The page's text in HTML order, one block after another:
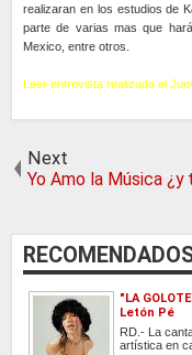
realizaran en los estudios de
parte de varias mas que
Mexico, entre otros.
Leer entrevista realizada el
Next
Yo Amo la Música ¿y
"LA
Letón Pé
RD.- La
artística en